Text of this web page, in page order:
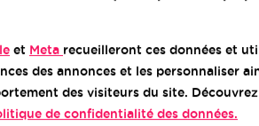
et Meta recueilleront ces données et
des annonces et les personnaliser
des visiteurs du site.
de confidentialité des données.